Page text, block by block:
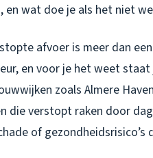
en wat doe je als het niet
afvoer is meer dan
en voor je het weet
zoals Almere
die verstopt raken door
of